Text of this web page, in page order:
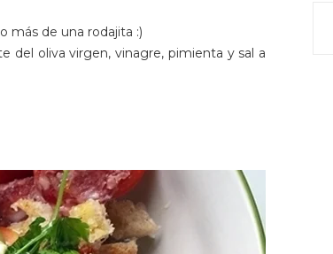
más de una rodajita :)
del oliva virgen, vinagre, pimienta y sal a